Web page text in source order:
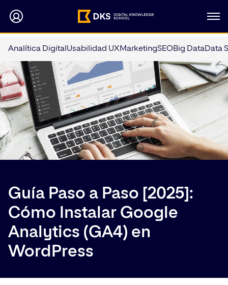
Analítica Digital Usabilidad UXMarketingSEOBig DataData
Guía Paso a Paso [2025]:
Cómo Instalar Google
Analytics (GA4) en
WordPress